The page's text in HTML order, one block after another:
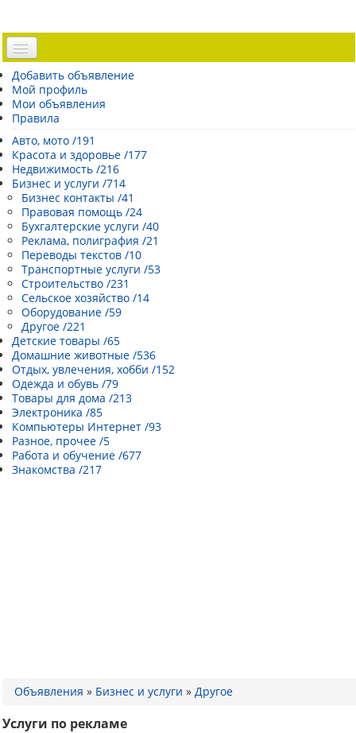
Доска объявлений
Погода Эстонии
Открытки
Каталог сайтов
| Регистрация |
Добавить объявление
Мой профиль
Мои объявления
Правила
Авто, мото /191
Красота и здоровье /177
Недвижимость /216
Бизнес и услуги /714
Бизнес контакты /41
Правовая помощь /24
Бухгалтерские услуги /40
Реклама, полиграфия /21
Переводы текстов /10
Транспортные услуги /53
Строительство /231
Сельское хозяйство /14
Оборудование /59
Другое /221
Детские товары /65
Домашние животные /536
Отдых, увлечения, хобби /152
Одежда и обувь /79
Товары для дома /213
Электроника /85
Компьютеры Интернет /93
Разное, прочее /5
Работа и обучение /677
Знакомства /217
Объявления » Бизнес и услуги » Другое
Услуги по рекламе